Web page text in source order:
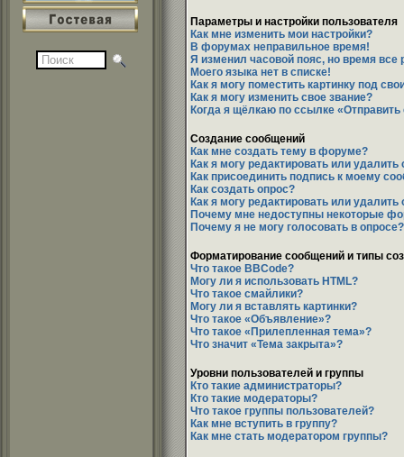
Параметры и настройки пользователя
Как мне изменить мои настройки?
В форумах неправильное время!
Я изменил часовой пояс, но время все
Моего языка нет в списке!
Как я могу поместить картинку под
Как я могу изменить свое звание?
Когда я щёлкаю по ссылке
Создание сообщений
Как мне создать тему в форуме?
Как я могу редактировать или
Как присоединить подпись к моему
Как создать опрос?
Как я могу редактировать или удалить
Почему мне недоступны некоторые
Почему я не могу голосовать в опросе?
Форматирование сообщений и типы
Что такое BBCode?
Могу ли я использовать HTML?
Что такое смайлики?
Могу ли я вставлять картинки?
Что такое «Объявление»?
Что такое «Прилепленная тема»?
Что значит «Тема закрыта»?
Уровни пользователей и группы
Кто такие администраторы?
Кто такие модераторы?
Что такое группы пользователей?
Как мне вступить в группу?
Как мне стать модератором группы?